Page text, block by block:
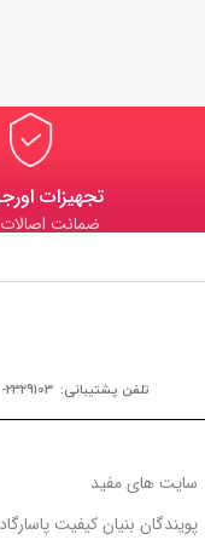
تجهیزات
ضمانت اصالات
تلفن پشتیبانی: 2329103- 0900
سایت های مفید
پویندگان بنیان کیفیت پاسارگاد